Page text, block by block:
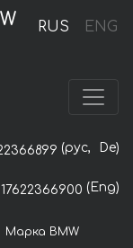
RUS ENG
(рус, De)
(Eng)
Марка BMW